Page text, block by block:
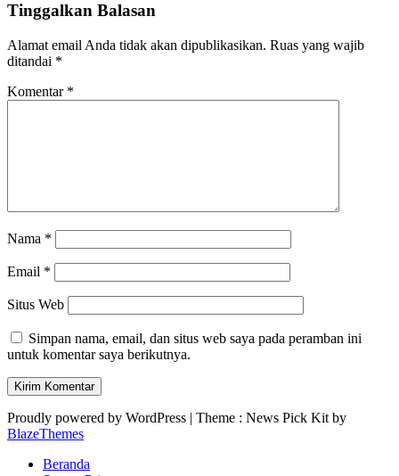
Tinggalkan Balasan
Alamat email Anda tidak akan dipublikasikan. Ruas yang wajib
ditandai *
Komentar *
Nama *
Email *
Situs Web
Simpan nama, email, dan situs web saya pada peramban ini
untuk komentar saya berikutnya.
Proudly powered by WordPress | Theme : News Pick Kit by
BlazeThemes
Beranda